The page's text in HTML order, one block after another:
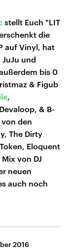
stellt Euch "LIT
die
auf Vinyl, hat
und
bis 0
& Figub
,
& B-
den
The Dirty
Eloquent
von DJ
neuen
auch noch
2016